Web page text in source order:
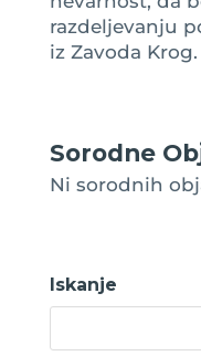
razdeljevanju
iz Zavoda Krog.
Sorodne
Ni sorodnih
Iskanje